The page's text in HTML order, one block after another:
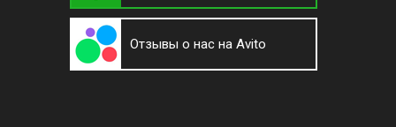
Отзывы о нас на Avito